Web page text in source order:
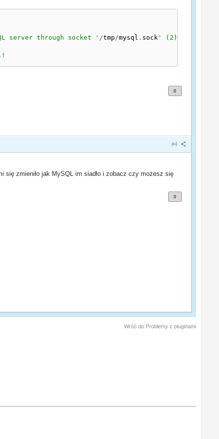
server through socket ' /tmp /mysql . sock ' (2) (2002)
0
#4
się zmieniło jak MySQL im siadło i zobacz czy możesz się
0
Wróć do Problemy z pluginami